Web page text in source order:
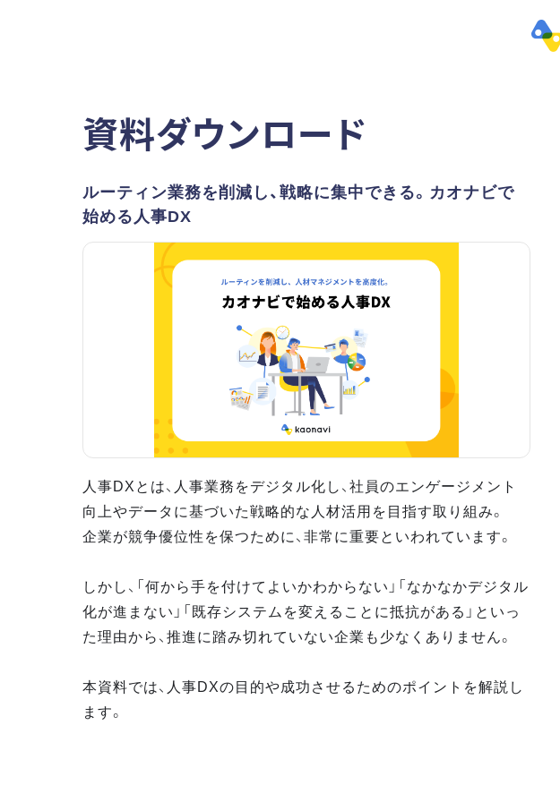
資料ダウンロード
ルーティン業務を削減し、戦略に集中できる。カオナビで
始める人事DX
人事DXとは、人事業務をデジタル化し、社員のエンゲージメント
向上やデータに基づいた戦略的な人材活用を目指す取り組み。
企業が競争優位性を保つために、非常に重要といわれています。
しかし、「何から手を付けてよいかわからない」「なかなかデジタル
化が進まない」「既存システムを変えることに抵抗がある」といっ
た理由から、推進に踏み切れていない企業も少なくありません。
本資料では、人事DXの目的や成功させるためのポイントを解説し
ます。